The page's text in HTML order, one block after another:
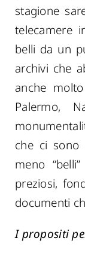
stagione
telecamere
belli da un
archivi che
anche
Palermo,
che ci sono
meno
preziosi,
documenti
I propositi